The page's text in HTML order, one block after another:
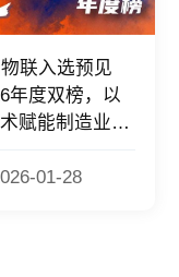
联入选预见
年度双榜，以
赋能制造业绿
01-28